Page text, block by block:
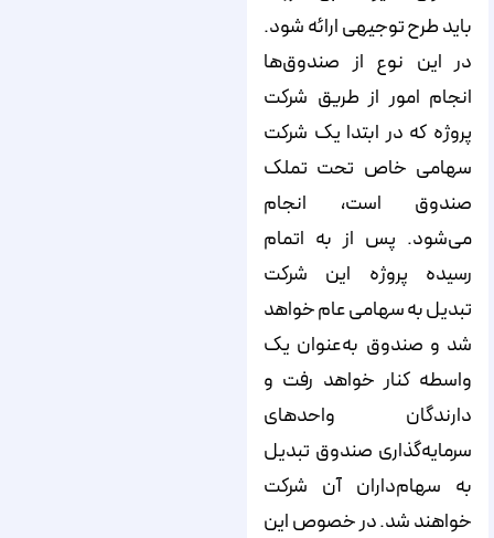
باید طرح توجیهی ارائه شود.
در این نوع از صندوق‌‌‌‌‌‌‌‌‌‌‌‌‌‌‌‌‌‌‌‌‌‌‌‌‌‌‌‌‌‌‌‌‌‌‌‌‌‌‌‌‌‌‌‌‌‌‌‌‌‌‌‌‌‌‌‌‌‌‌‌‌‌‌‌‌‌‌‌‌‌‌‌‌‌‌‌‌ها
انجام امور از طریق شرکت
پروژه که در ابتدا یک شرکت
سهامی خاص تحت تملک
صندوق است، انجام
می‌‌‌‌‌‌‌‌‌‌‌‌‌‌‌‌‌‌‌‌‌‌‌‌‌‌‌‌‌‌‌‌‌‌‌‌‌‌‌‌‌‌‌‌‌‌‌‌‌‌‌‌‌‌‌‌‌‌‌‌‌‌‌‌‌‌‌‌‌‌‌‌‌‌‌‌‌شود. پس از به اتمام
رسیده پروژه این شرکت
تبدیل به سهامی عام خواهد
شد و صندوق به‌عنوان یک
واسطه کنار خواهد رفت و
دارندگان واحدهای
سرمایه‌‌‌‌‌‌‌‌‌‌‌‌‌‌‌‌‌‌‌‌‌‌‌‌‌‌‌‌‌‌‌‌‌‌‌‌‌‌‌‌‌‌‌‌‌‌‌‌‌‌‌‌‌‌‌‌‌‌‌‌‌‌‌‌‌‌‌‌‌‌‌‌‌‌‌‌‌گذاری صندوق تبدیل
به سهام‌‌‌‌‌‌‌‌‌‌‌‌‌‌‌‌‌‌‌‌‌‌‌‌‌‌‌‌‌‌‌‌‌‌‌‌‌‌‌‌‌‌‌‌‌‌‌‌‌‌‌‌‌‌‌‌‌‌‌‌‌‌‌‌‌‌‌‌‌‌‌‌‌‌‌‌‌داران آن شرکت
خواهند شد. در خصوص این